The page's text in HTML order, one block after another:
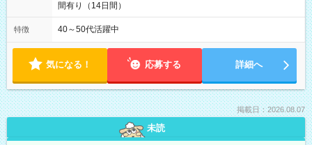
間有り（14日間）
特徴 40～50代活躍中
気になる！ 応募する 詳細へ
掲載日：2026.08.07
未読